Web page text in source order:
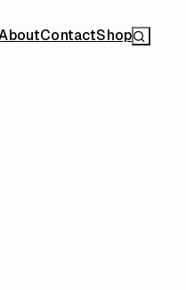
ContactShop